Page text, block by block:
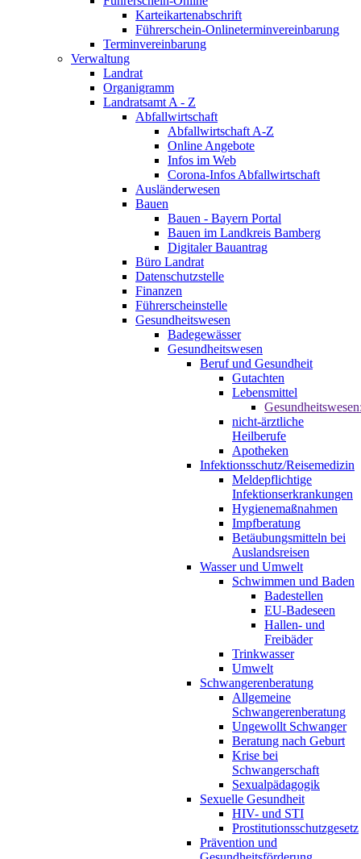
Karteikartenabschrift
Führerschein-Onlineterminvereinbarung
Terminvereinbarung
Verwaltung
Landrat
Organigramm
Landratsamt A - Z
Abfallwirtschaft
Abfallwirtschaft A-Z
Online Angebote
Infos im Web
Corona-Infos Abfallwirtschaft
Ausländerwesen
Bauen
Bauen - Bayern Portal
Bauen im Landkreis Bamberg
Digitaler Bauantrag
Büro Landrat
Datenschutzstelle
Finanzen
Führerscheinstelle
Gesundheitswesen
Badegewässer
Gesundheitswesen
Beruf und Gesundheit
Gutachten
Lebensmittel
nicht-ärztliche
Heilberufe
Apotheken
Infektionsschutz/Reisemedizin
Meldepflichtige
Infektionserkrankungen
Hygienemaßnahmen
Impfberatung
Betäubungsmitteln bei
Auslandsreisen
Wasser und Umwelt
Schwimmen und Baden
Badestellen
EU-Badeseen
Hallen- und
Freibäder
Trinkwasser
Umwelt
Schwangerenberatung
Allgemeine
Schwangerenberatung
Ungewollt Schwanger
Beratung nach Geburt
Krise bei
Schwangerschaft
Sexualpädagogik
Sexuelle Gesundheit
HIV- und STI
Prostitutionsschutzgesetz
Prävention und